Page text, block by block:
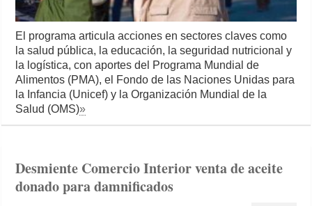
El programa articula acciones en sectores claves como
la salud pública, la educación, la seguridad nutricional y
la logística, con aportes del Programa Mundial de
Alimentos (PMA), el Fondo de las Naciones Unidas para
la Infancia (Unicef) y la Organización Mundial de la
Salud (OMS)»
Desmiente Comercio Interior venta de aceite
donado para damnificados